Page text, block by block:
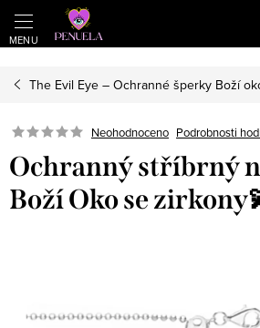
https://cz.pinterest.com/shoppenuela/
Přejít na obsah
The Evil Eye – Ochranné šperky Boží
Neohodnoceno Podrobnosti
Ochranný stříbrný
Boží Oko se